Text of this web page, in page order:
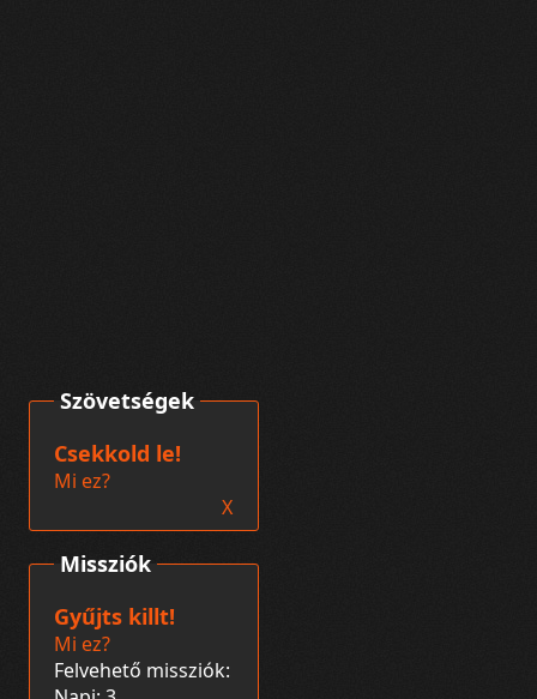
Missziók
Gyűjts killt!
Mi ez?
Felvehető missziók:
Szövetségek
Csekkold le!
Mi ez?
X